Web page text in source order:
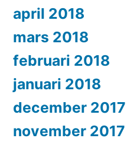
april 2018
mars 2018
februari 2018
januari 2018
december 2017
november 2017